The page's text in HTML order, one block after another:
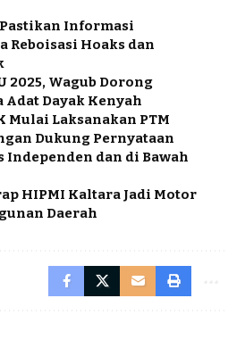
Informasi
Reboisasi Hoaks dan
2025, Wagub Dorong
Adat Dayak Kenyah
Mulai Laksanakan PTM
Dukung Pernyataan
dan di Bawah
HIPMI Kaltara Jadi Motor
Daerah